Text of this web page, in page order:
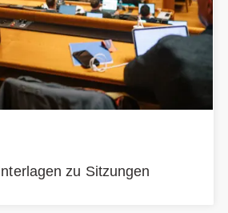
zu Sitzungen